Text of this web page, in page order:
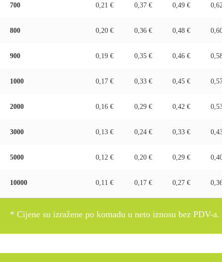
700 0,21 € 0,37 € 0,49 €
800 0,20 € 0,36 € 0,48 €
900 0,19 € 0,35 € 0,46 €
1000 0,17 € 0,33 € 0,45 €
2000 0,16 € 0,29 € 0,42 €
3000 0,13 € 0,24 € 0,33 €
5000 0,12 € 0,20 € 0,29 €
10000 0,11 € 0,17 € 0,27 €
* Cijene su izražene po komadu u neto iznosu bez PDV-a.